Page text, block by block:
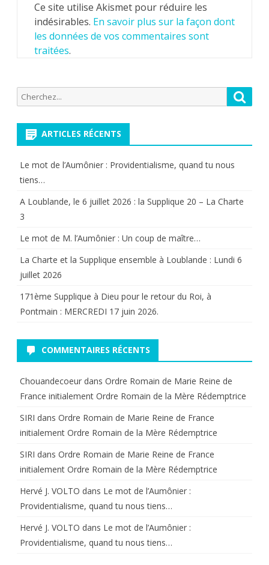
Ce site utilise Akismet pour réduire les
indésirables. En savoir plus sur la façon dont
les données de vos commentaires sont
traitées.
Recherche
pour:
ARTICLES RÉCENTS
Le mot de l’Aumônier : Providentialisme, quand tu nous
tiens…
A Loublande, le 6 juillet 2026 : la Supplique 20 – La Charte
3
Le mot de M. l’Aumônier : Un coup de maître…
La Charte et la Supplique ensemble à Loublande : Lundi 6
juillet 2026
171ème Supplique à Dieu pour le retour du Roi, à
Pontmain : MERCREDI 17 juin 2026.
COMMENTAIRES RÉCENTS
Chouandecoeur dans Ordre Romain de Marie Reine de
France initialement Ordre Romain de la Mère Rédemptrice
SIRI dans Ordre Romain de Marie Reine de France
initialement Ordre Romain de la Mère Rédemptrice
SIRI dans Ordre Romain de Marie Reine de France
initialement Ordre Romain de la Mère Rédemptrice
Hervé J. VOLTO dans Le mot de l’Aumônier :
Providentialisme, quand tu nous tiens…
Hervé J. VOLTO dans Le mot de l’Aumônier :
Providentialisme, quand tu nous tiens…